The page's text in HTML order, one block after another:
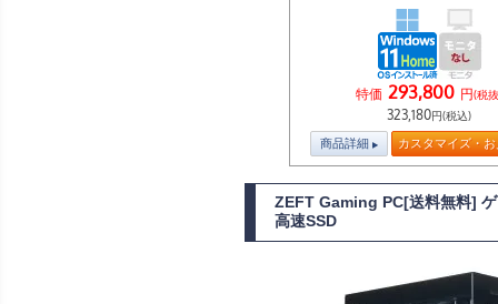
特価 293,800 円(税
323,180円(税込)
商品詳細 カスタマイズ・
ZEFT Gaming PC[送料無料]
高速SSD